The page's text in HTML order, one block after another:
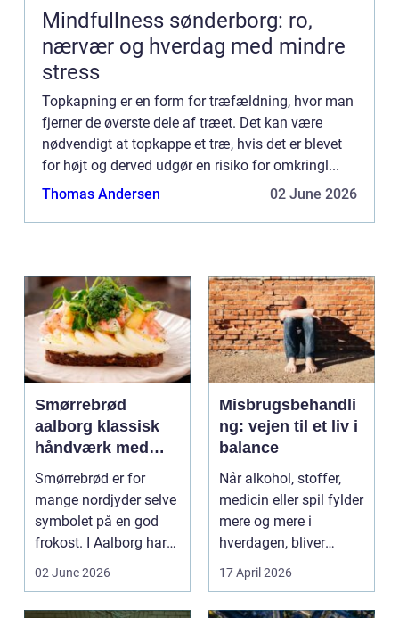
Mindfullness sønderborg: ro,
nærvær og hverdag med mindre
stress
Topkapning er en form for træfældning, hvor man
fjerner de øverste dele af træet. Det kan være
nødvendigt at topkappe et træ, hvis det er blevet
for højt og derved udgør en risiko for omkringl...
Thomas Andersen
02 June 2026
Smørrebrød
aalborg klassisk
håndværk med
moderne twist
Smørrebrød er for
mange nordjyder selve
symbolet på en god
frokost. I Aalborg har
den klassiske spis...
02 June 2026
Misbrugsbehandli
ng: vejen til et liv i
balance
Når alkohol, stoffer,
medicin eller spil fylder
mere og mere i
hverdagen, bliver
grænsen...
17 April 2026